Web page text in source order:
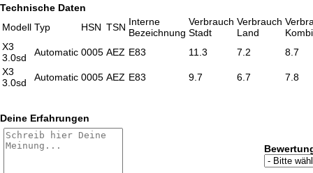
Technische Daten
Modell Typ HSN TSN Interne
Bezeichnung
Verbrauch
Stadt
Verbrauch
Land
Kombi
X3
3.0sd
Automatic 0005 AEZ E83 11.3 7.2
8.7
X3
3.0sd
Automatic 0005 AEZ E83 9.7 6.7 7.8
Deine Erfahrungen